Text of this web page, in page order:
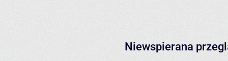
Niewspierana